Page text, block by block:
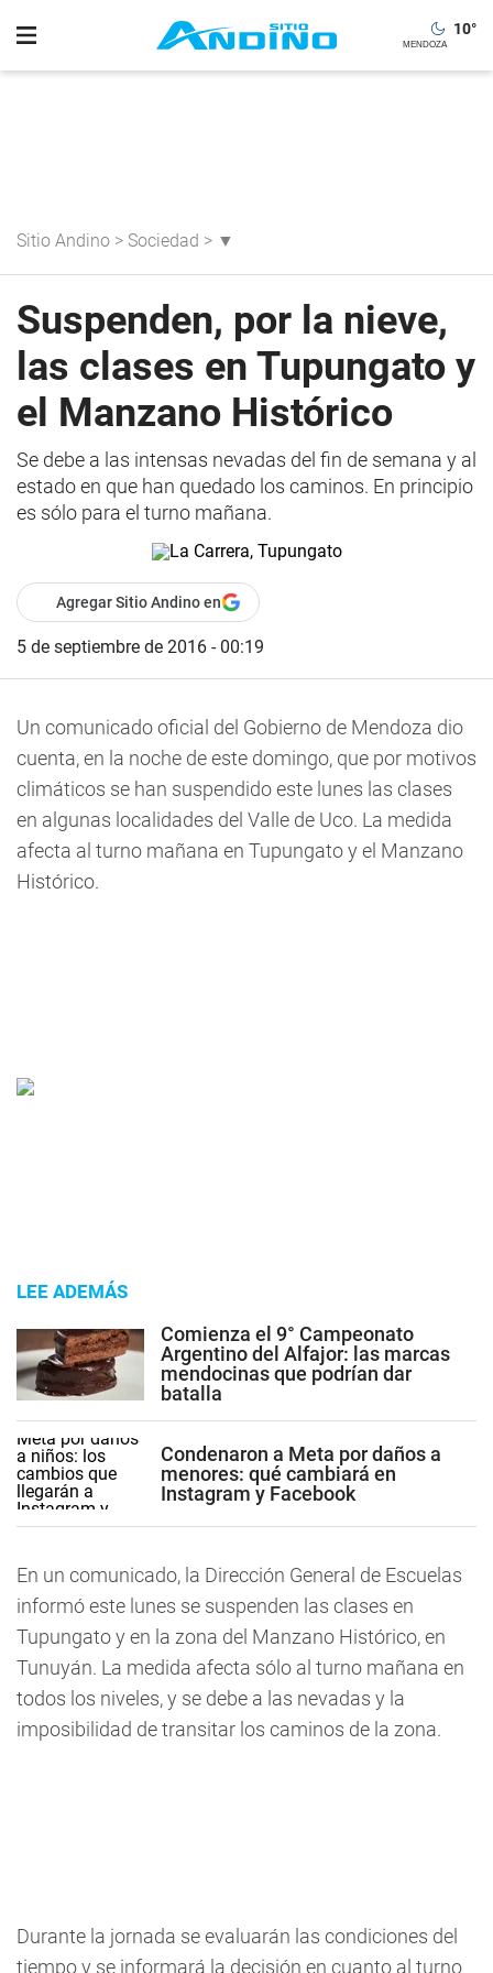
10°
Sitio Andino > Sociedad > ▼
Suspenden, por la nieve,
las clases en Tupungato y
el Manzano Histórico
Se debe a las intensas nevadas del fin de semana y al
estado en que han quedado los caminos. En principio
es sólo para el turno mañana.
Agregar Sitio Andino en
5 de septiembre de 2016 - 00:19
Un comunicado oficial del Gobierno de Mendoza dio
cuenta, en la noche de este domingo, que por motivos
climáticos se han suspendido este lunes las clases
en algunas localidades del Valle de Uco. La medida
afecta al turno mañana en Tupungato y el Manzano
Histórico.
LEE ADEMÁS
Comienza el 9° Campeonato
Argentino del Alfajor: las marcas
mendocinas que podrían dar
batalla
Condenaron a Meta por daños a
menores: qué cambiará en
Instagram y Facebook
En un comunicado, la Dirección General de Escuelas
informó este lunes se suspenden las clases en
Tupungato y en la zona del Manzano Histórico, en
Tunuyán. La medida afecta sólo al turno mañana en
todos los niveles, y se debe a las nevadas y la
imposibilidad de transitar los caminos de la zona.
Durante la jornada se evaluarán las condiciones del
tiempo y se informará la decisión en cuanto al turno